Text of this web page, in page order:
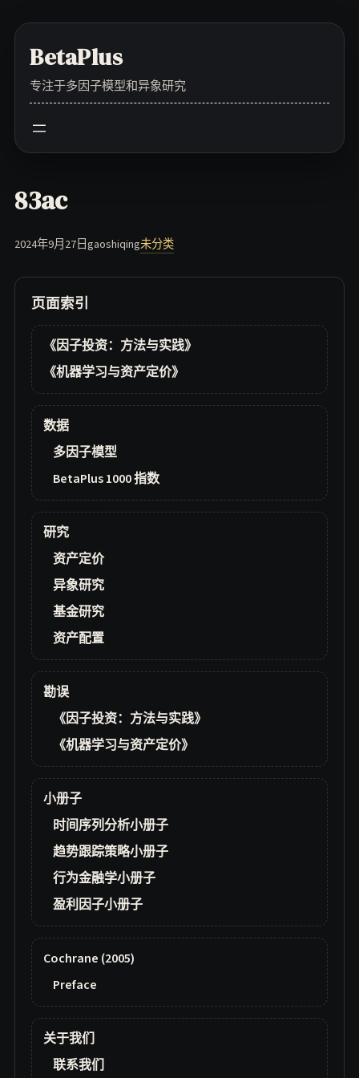
contentBetaPlus
专注于多因子模型和异象研究
83ac
2024年9月27日gaoshiqing未分类
页面索引
《因子投资：方法与实践》
《机器学习与资产定价》
数据
多因子模型
BetaPlus 1000 指数
研究
资产定价
异象研究
基金研究
资产配置
勘误
《因子投资：方法与实践》
《机器学习与资产定价》
小册子
时间序列分析小册子
趋势跟踪策略小册子
行为金融学小册子
盈利因子小册子
Cochrane (2005)
Preface
关于我们
联系我们